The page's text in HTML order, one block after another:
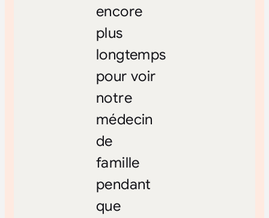
encore
plus
longtemps
pour voir
notre
médecin
de
famille
pendant
que